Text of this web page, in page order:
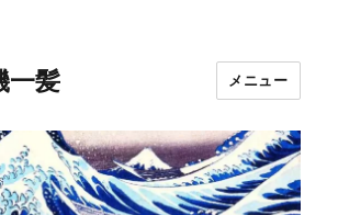
一髪 メニュー